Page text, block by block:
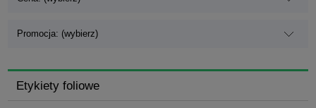
Promocja: (wybierz)
Etykiety foliowe